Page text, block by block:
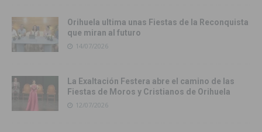
Orihuela ultima unas Fiestas de la Reconquista
que miran al futuro
14/07/2026
La Exaltación Festera abre el camino de las
Fiestas de Moros y Cristianos de Orihuela
12/07/2026